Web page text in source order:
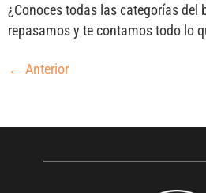
¿Conoces todas las categorías del
repasamos y te contamos todo lo
← Anterior